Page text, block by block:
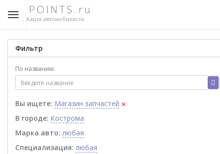
POINTS.ru
Карта автомобилиста
Фильтр
По названию:
Вы ищете: Магазин запчастей ×
В городе: Кострома
Марка авто: любая
Специализация: любая